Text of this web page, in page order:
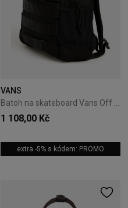
VANS
1 108,00 Kč
extra -5% s kódem: PROMO